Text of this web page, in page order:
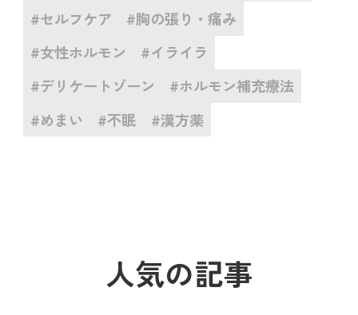
#セルフケア
#胸の張り・痛み
#女性ホルモン
#イライラ
#デリケートゾーン
#ホルモン補充療法
#めまい
#不眠 #漢方薬
人気の記事